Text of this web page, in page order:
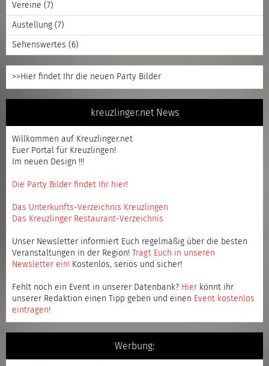
Vereine (7)
Austellung (7)
Sehenswertes (6)
>>Hier findet Ihr die neuen Party Bilder
kreuzlinger.net News
Willkommen auf Kreuzlinger.net
Euer Portal für Kreuzlingen!
Im neuen Design !!!
Die Party Bilder findet Ihr hier!
Das Unterkunfts-Verzeichnis Kreuzlingen
Das Kreuzlinger Restaurant-Verzeichnis
Unser Newsletter informiert Euch regelmäßig über die besten
Veranstaltungen in der Region!
Tragt Euch in unseren
Newsletter ein! Kostenlos, seriös und sicher!
Fehlt noch ein Event in unserer Datenbank? Hier könnt ihr
unserer Redaktion einen Tipp geben und einen Event kostenlos
eintragen!
Werbung: